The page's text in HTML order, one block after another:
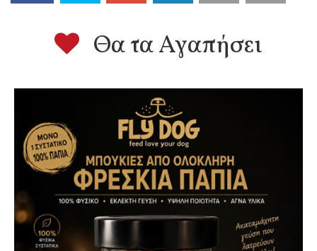
Θα τα Αγαπήσει